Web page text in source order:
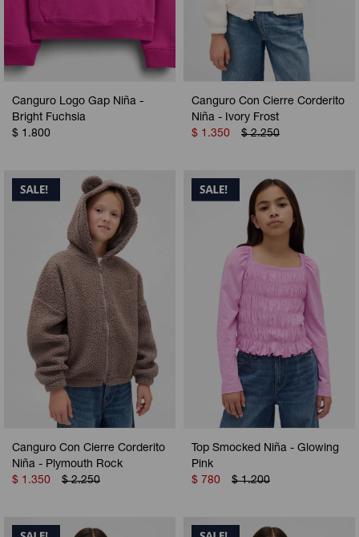
Canguro Logo Gap Niña -
Bright Fuchsia
$ 1.800
Canguro Con Cierre Corderito
Niña - Ivory Frost
$ 1.350 $ 2.250
Canguro Con Cierre Corderito
Niña - Plymouth Rock
$ 1.350 $ 2.250
Top Smocked Niña - Glowing
Pink
$ 780 $ 1.200